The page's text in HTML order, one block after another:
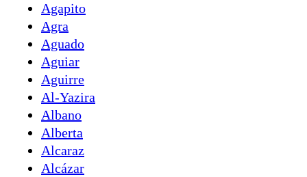
Agapito
Agra
Aguado
Aguiar
Aguirre
Al-Yazira
Albano
Alberta
Alcaraz
Alcázar